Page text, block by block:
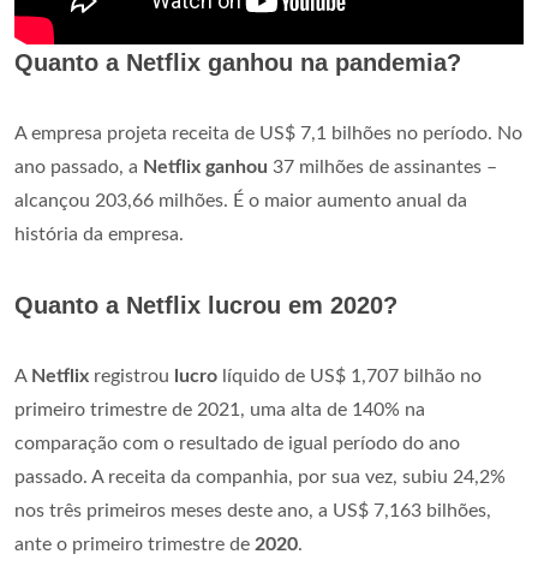
Quanto a Netflix ganhou na pandemia?
A empresa projeta receita de US$ 7,1 bilhões no período. No
ano passado, a Netflix ganhou 37 milhões de assinantes –
alcançou 203,66 milhões. É o maior aumento anual da
história da empresa.
Quanto a Netflix lucrou em 2020?
A Netflix registrou lucro líquido de US$ 1,707 bilhão no
primeiro trimestre de 2021, uma alta de 140% na
comparação com o resultado de igual período do ano
passado. A receita da companhia, por sua vez, subiu 24,2%
nos três primeiros meses deste ano, a US$ 7,163 bilhões,
ante o primeiro trimestre de 2020.